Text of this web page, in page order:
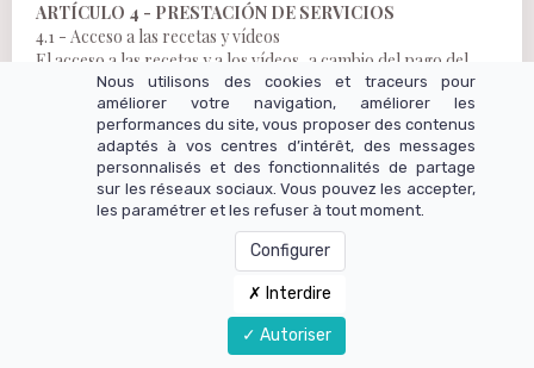
ARTÍCULO 4 - PRESTACIÓN DE SERVICIOS
4.1 - Acceso a las recetas y vídeos
El acceso a las recetas y a los vídeos, a cambio del pago del
precio mencionado en el artículo 2.3 o del acceso gratuito, se
realiza directamente desde el Sitio. Se proporciona de forma
permanente, sin perjuicio de los periodos de mantenimiento y
revisión, de las operaciones de actualización del servidor y de
cualquier intervención excepcional.
Así, el usuario del Sitio puede consultar las recetas en el Sitio,
ver los vídeos en el Sitio y recibir las ofertas presentadas por
Si por alguna razón el Comprador no puede acceder a los
servicios, puede ponerse en contacto con el servicio de
atención al cliente del Vendedor a través de la pestaña
"contacto" accesible en la página de inicio.
Nous utilisons des cookies et traceurs pour
améliorer votre navigation, améliorer les
performances du site, vous proposer des contenus
adaptés à vos centres d’intérêt, des messages
personnalisés et des fonctionnalités de partage
sur les réseaux sociaux. Vous pouvez les accepter,
les paramétrer et les refuser à tout moment.
Configurer
Interdire
Autoriser